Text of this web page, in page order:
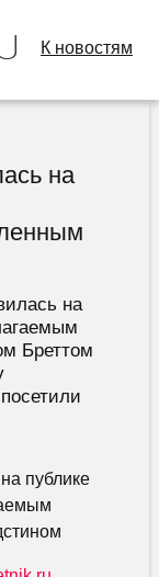
К новостям
на
на
Бреттом